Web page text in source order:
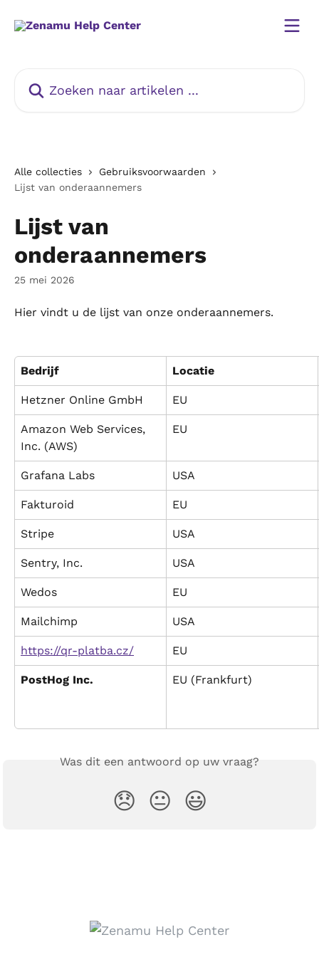
Alle collecties
Gebruiksvoorwaarden
Lijst van onderaannemers
Lijst van
onderaannemers
25 mei 2026
Hier vindt u de lijst van onze onderaannemers.
Bedrijf Locatie
Hetzner Online GmbH EU
Amazon Web Services,
Inc. (AWS)
EU
Grafana Labs USA
Fakturoid EU
Stripe USA
Sentry, Inc. USA
Wedos EU
Mailchimp USA
https://qr-platba.cz/ EU
PostHog Inc. EU (Frankfurt)
Was dit een antwoord op uw vraag?
😞 😐 😃